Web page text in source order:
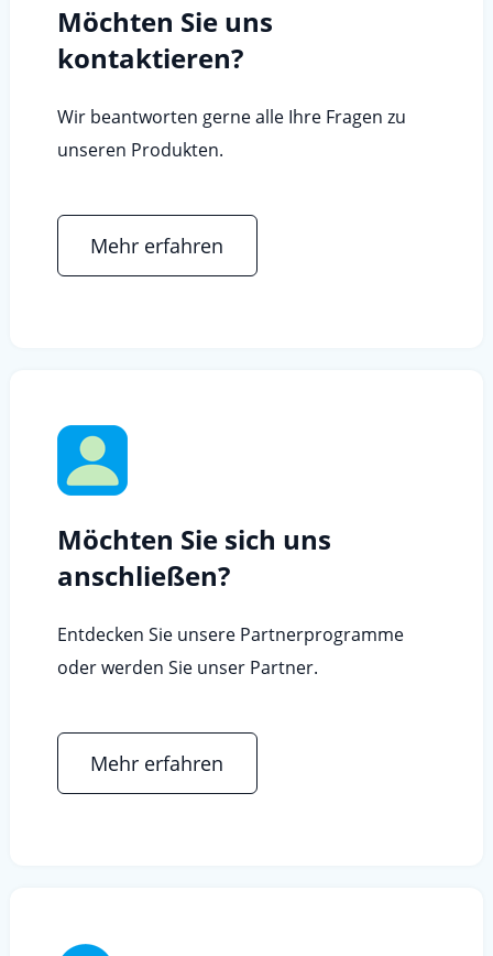
Möchten Sie uns
kontaktieren?
Wir beantworten gerne alle Ihre Fragen zu
unseren Produkten.
Mehr erfahren
Möchten Sie sich uns
anschließen?
Entdecken Sie unsere Partnerprogramme
oder werden Sie unser Partner.
Mehr erfahren